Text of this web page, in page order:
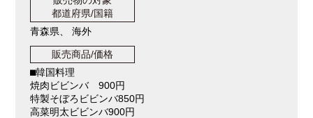
都道府県/国籍
青森県、 海外
販売商品/価格
⬛︎韓国料理
焼肉ビビンバ 900円
特製そぼろビビンバ850円
高菜明太ビビンバ900円